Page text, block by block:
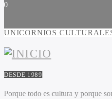
0
UNICORNIOS
DESDE 1989
Porque todo es cultura y porque